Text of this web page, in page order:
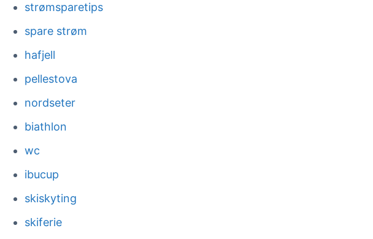
strømsparetips
spare strøm
hafjell
pellestova
nordseter
biathlon
wc
ibucup
skiskyting
skiferie